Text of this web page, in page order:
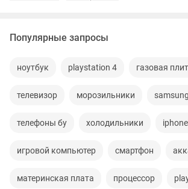
Популярные запросы
ноутбук playstation 4 газовая
телевизор морозильники samsung
телефоны бу холодильники
игровой компьютер смартфон
материнская плата процессор